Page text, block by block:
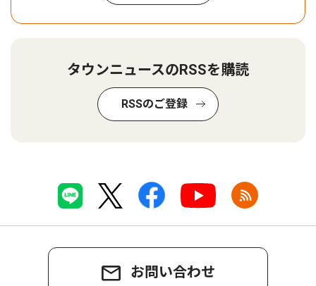
タウンニュースのRSSを購読
RSSのご登録
お問い合わせ